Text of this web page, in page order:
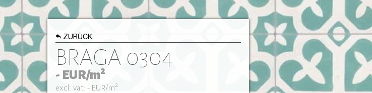
ZURÜCK
BRAGA 0304
- EUR/m2
excl. vat: - EUR/m2